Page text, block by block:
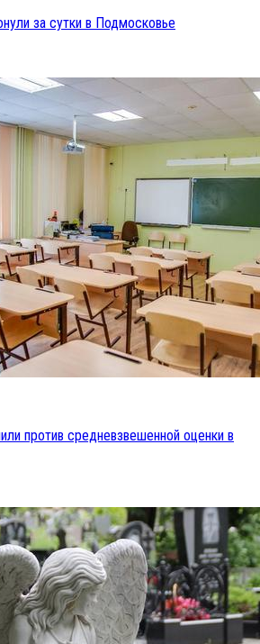
за сутки в Подмосковье
против средневзвешенной оценки в